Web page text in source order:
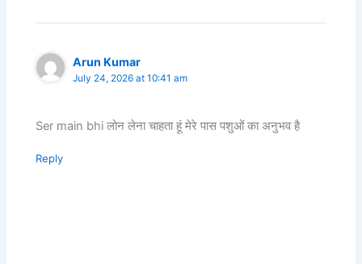
Arun Kumar
July 24, 2026 at 10:41 am
Ser main bhi लोन लेना चाहता हूं मेरे पास पशुओं का अनुभव है
Reply